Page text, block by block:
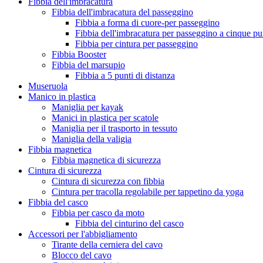
Fibbia dell'imbracatura del passeggino
Fibbia a forma di cuore-per passeggino
Fibbia dell'imbracatura per passeggino a cinque
Fibbia per cintura per passeggino
Fibbia Booster
Fibbia del marsupio
Fibbia a 5 punti di distanza
Museruola
Manico in plastica
Maniglia per kayak
Manici in plastica per scatole
Maniglia per il trasporto in tessuto
Maniglia della valigia
Fibbia magnetica
Fibbia magnetica di sicurezza
Cintura di sicurezza
Cintura di sicurezza con fibbia
Cintura per tracolla regolabile per tappetino da yoga
Fibbia del casco
Fibbia per casco da moto
Fibbia del cinturino del casco
Accessori per l'abbigliamento
Tirante della cerniera del cavo
Blocco del cavo